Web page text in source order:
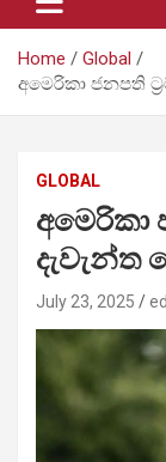
Home
Global
අමෙරිකා ජනපති
GLOBAL
අමෙරිකා
දැවැන්ත
July 23, 2025